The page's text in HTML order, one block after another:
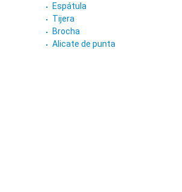
Espátula
Tijera
Brocha
Alicate de punta